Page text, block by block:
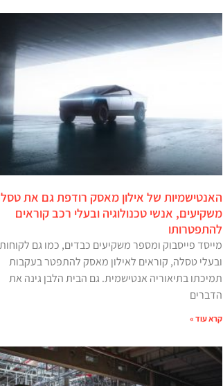
האנטישמיות של אילון מאסק רודפת גם את
משקיעים, אנשי טכנולוגיה ובעלי רכב קוראים
להתפטרותו
מייסד פייסבוק ומספר משקיעים כבדים, כמו גם לקוחות
ובעלי טסלה, קוראים לאילון מאסק להתפטר בעקבות
תמיכתו בתיאוריה אנטישמית. גם הבית הלבן גינה את
הדברים
קרא עוד »